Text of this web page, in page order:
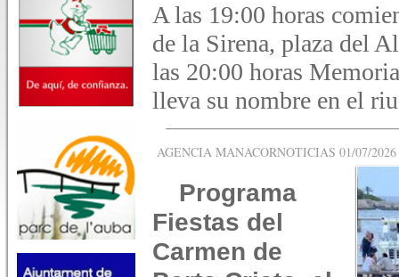
A las 19:00 horas
de la Sirena, plaza del
las 20:00 horas
lleva su nombre en el
AGENCIA MANACORNOTICIAS 01/07/
Programa
Fiestas del
Carmen de